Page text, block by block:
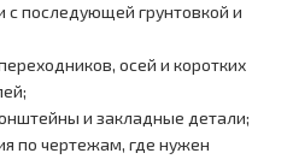
с последующей грунтовкой и
осей и коротких
и закладные детали;
по чертежам, где нужен